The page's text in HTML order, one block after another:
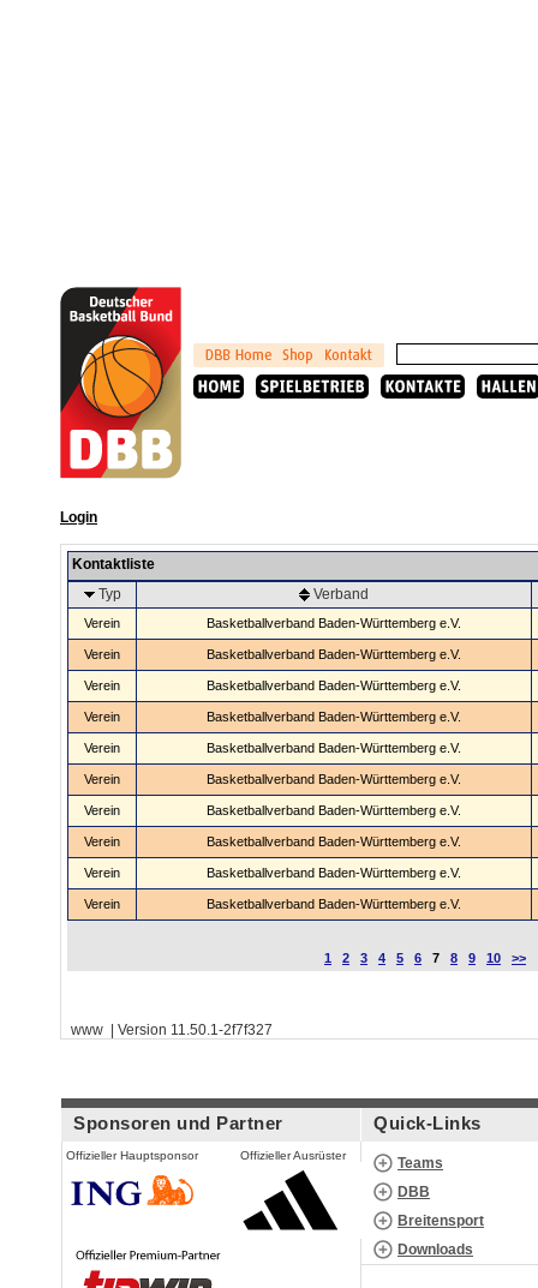
Login
Kontaktliste
Typ
Verband
Verein Basketballverband Baden-Württemberg e.V.
Verein Basketballverband Baden-Württemberg e.V.
Verein Basketballverband Baden-Württemberg e.V.
Verein Basketballverband Baden-Württemberg e.V.
Verein Basketballverband Baden-Württemberg e.V.
Verein Basketballverband Baden-Württemberg e.V.
Verein Basketballverband Baden-Württemberg e.V.
Verein Basketballverband Baden-Württemberg e.V.
Verein Basketballverband Baden-Württemberg e.V.
Verein Basketballverband Baden-Württemberg e.V.
1 2 3 4 5 6 7 8 9 10 >>
www | Version 11.50.1-2f7f327
Sponsoren und Partner
Offizieller Hauptsponsor Offizieller Ausrüster
Quick-Links
Teams
DBB
Breitensport
Downloads